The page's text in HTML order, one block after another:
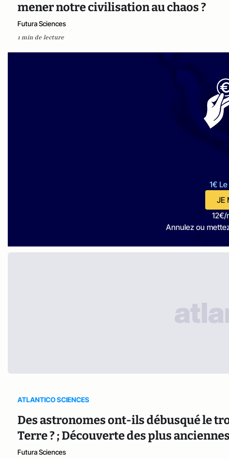
mener notre civilisation au chaos ?
Futura Sciences
1 min de lecture
1€
JE
12€/
Annulez ou
ATLANTICO SCIENCES
Des astronomes ont-ils débusqué le
Terre ? ; Découverte des plus
Futura Sciences